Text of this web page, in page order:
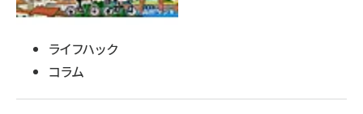
ライフハック
コラム